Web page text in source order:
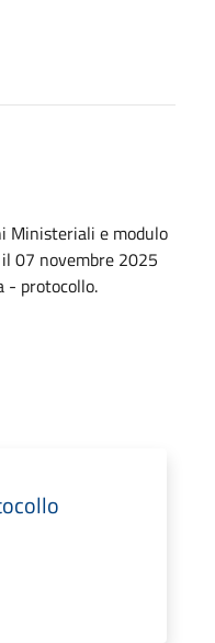
Ministeriali e modulo
07 novembre 2025
- protocollo.